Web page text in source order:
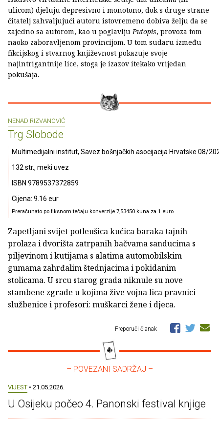
ulicom) djeluju depresivno i monotono, dok s druge strane
čitatelj zahvaljujući autoru istovremeno dobiva želju da se
zajedno sa autorom, kao u poglavlju Putopis, provoza tom
naoko zaboravljenom provincijom. U tom sudaru između
fikcijskog i stvarnog književnost pokazuje svoje
najintrigantnije lice, stoga je izazov itekako vrijedan
pokušaja.
NENAD RIZVANOVIĆ
Trg Slobode
Multimedijalni institut, Savez bošnjačkih asocijacija Hrvatske 08/
132 str., meki uvez
ISBN 9789537372859
Cijena: 9.16 eur
Preračunato po fiksnom tečaju konverzije 7,53450 kuna za 1 euro
Zapetljani svijet potleušica kućica baraka tajnih
prolaza i dvorišta zatrpanih bačvama sanducima s
piljevinom i kutijama s alatima automobilskim
gumama zahrđalim štednjacima i pokidanim
stolicama. U srcu starog grada niknule su nove
stambene zgrade u kojima žive vojna lica pravnici
službenice i profesori: muškarci žene i djeca.
Preporuči članak
– POVEZANI SADRŽAJ –
VIJEST • 21.05.2026.
U Osijeku počeo 4. Panonski festival knjige